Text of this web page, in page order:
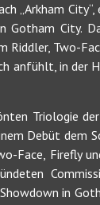
„Arkham
Gotham City.
Two-
anfühlt, in der
Triologie
Debüt dem
Face, Firefly
in